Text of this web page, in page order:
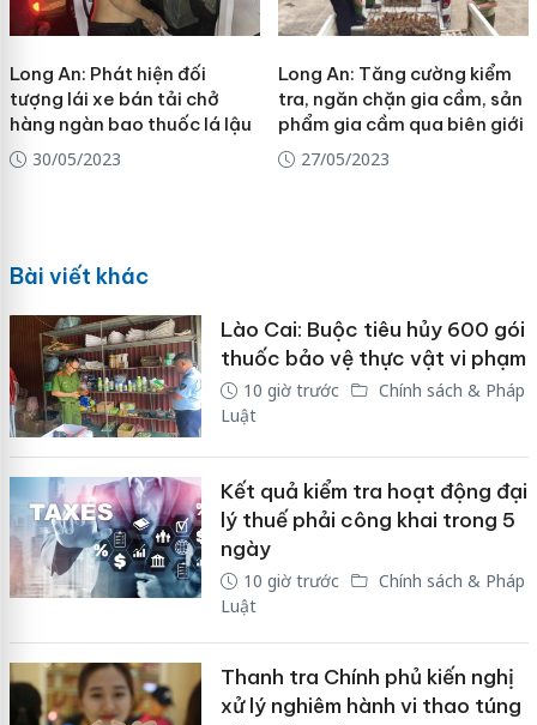
Long An: Phát hiện đối
tượng lái xe bán tải chở
hàng ngàn bao thuốc lá lậu
30/05/2023
Long An: Tăng cường kiểm
tra, ngăn chặn gia cầm, sản
phẩm gia cầm qua biên giới
27/05/2023
Bài viết khác
Lào Cai: Buộc tiêu hủy 600 gói
thuốc bảo vệ thực vật vi phạm
10 giờ trước
Chính sách & Pháp
Luật
Kết quả kiểm tra hoạt động đại
lý thuế phải công khai trong 5
ngày
10 giờ trước
Chính sách & Pháp
Luật
Thanh tra Chính phủ kiến nghị
xử lý nghiêm hành vi thao túng